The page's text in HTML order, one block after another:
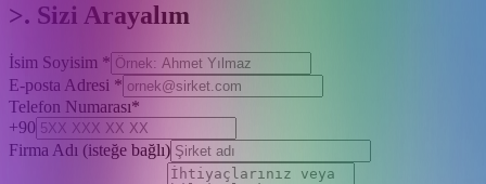
>. Sizi Arayalım
İsim Soyisim *
E-posta Adresi *
Telefon Numarası*
+90
Firma Adı (isteğe bağlı)